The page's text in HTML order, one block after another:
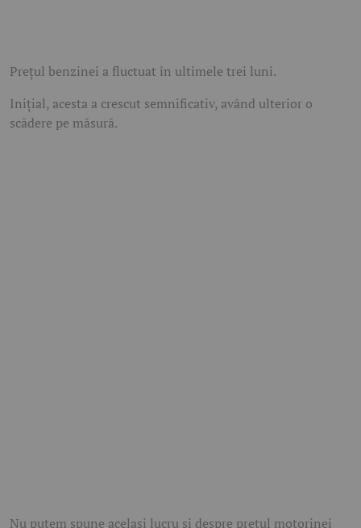
Prețul benzinei a fluctuat în ultimele trei luni.
Inițial, acesta a crescut semnificativ, având ulterior o
scădere pe măsură.
Nu putem spune același lucru și despre prețul motorinei